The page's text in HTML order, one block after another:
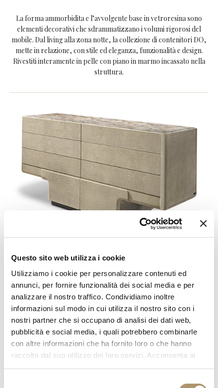
Questo sito web utilizza i cookie
Utilizziamo i cookie per personalizzare contenuti ed
annunci, per fornire funzionalità dei social media e per
analizzare il nostro traffico. Condividiamo inoltre
informazioni sul modo in cui utilizza il nostro sito con i
nostri partner che si occupano di analisi dei dati web,
pubblicità e social media, i quali potrebbero combinarle
con altre informazioni che ha fornito loro o che hanno
raccolto dal suo utilizzo dei loro servizi. Acconsenta ai
nostri cookie se continua ad utilizzare il nostro sito web.
La forma ammorbidita e l’avvolgente base in vetroresina sono
elementi decorativi che sdrammatizzano i volumi rigorosi del
mobile. Dal living alla zona notte, la collezione di contenitori DO,
mette in relazione, con stile ed eleganza, funzionalità e design.
Rivestiti interamente in pelle con piano in marmo incassato nella
struttura.
Comò a 6 cassetti con base in vetroresina a stampo manuale.
Zoccolatura con bordo in metallo rettificato nelle finiture: oro
Black Rose, Brown sfumato lucido, oro chiaro lucido, oro
Champagne opaco, cromato lucido, cromo nero lucido,
bronzo satinato opaco, oro rosa lucido, oro rosa opaco.
Struttura (in MDF spessore 40 mm) con particolare
sagomatura rivestita in pelle a campionario. Aperture push-
pull e interni laccati color bronzo opaco. Finiture piano:
specchio bronzo o fumè, marmo Portoro (diviso in 2 pz),
marmo Sahara Noir (finitura poliestere), marmo Dover White,